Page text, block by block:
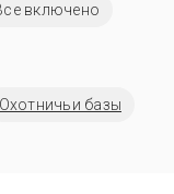
включено
Охотничьи базы